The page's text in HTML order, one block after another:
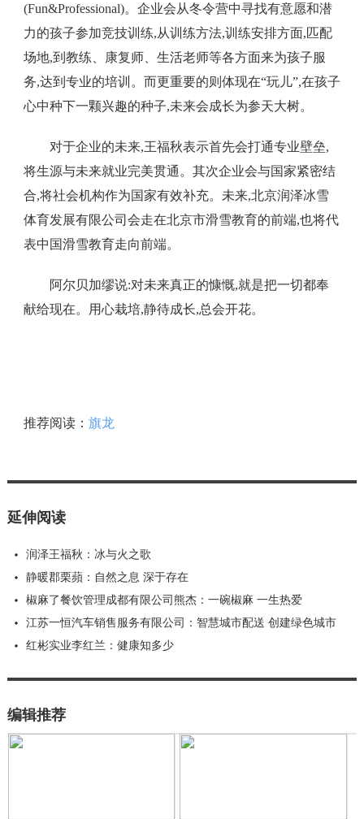
(Fun&Professional)。企业会从冬令营中寻找有意愿和潜
力的孩子参加竞技训练,从训练方法,训练安排方面,匹配
场地,到教练、康复师、生活老师等各方面来为孩子服
务,达到专业的培训。而更重要的则体现在“玩儿”,在孩子
心中种下一颗兴趣的种子,未来会成长为参天大树。
对于企业的未来,王福秋表示首先会打通专业壁垒,
将生源与未来就业完美贯通。其次企业会与国家紧密结
合,将社会机构作为国家有效补充。未来,北京润泽冰雪
体育发展有限公司会走在北京市滑雪教育的前端,也将代
表中国滑雪教育走向前端。
阿尔贝加缪说:对未来真正的慷慨,就是把一切都奉
献给现在。用心栽培,静待成长,总会开花。
推荐阅读： 旗龙
延伸阅读
润泽王福秋：冰与火之歌
静暖郡栗蘋：自然之息 深于存在
椒麻了餐饮管理成都有限公司熊杰：一碗椒麻 一生热爱
江苏一恒汽车销售服务有限公司：智慧城市配送 创建绿色城市
红彬实业李红兰：健康知多少
编辑推荐